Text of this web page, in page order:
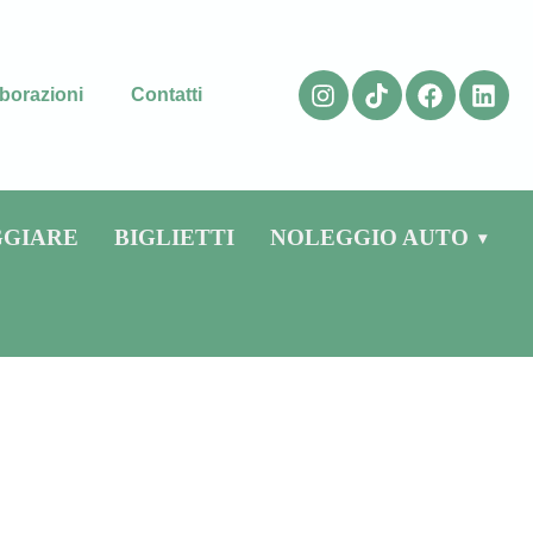
Contatti
BIGLIETTI NOLEGGIO AUTO